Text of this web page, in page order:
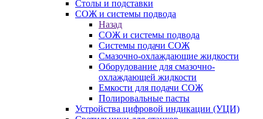
Столы и подставки
СОЖ и системы подвода
Назад
СОЖ и системы подвода
Системы подачи СОЖ
Смазочно-охлаждающие жидкости
Оборудование для смазочно-
охлаждающей жидкости
Емкости для подачи СОЖ
Полировальные пасты
Устройства цифровой индикации (УЦИ)